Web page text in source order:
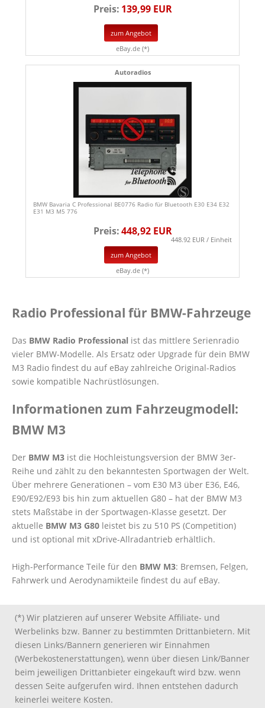
Preis: 139,99 EUR
zum Angebot
eBay.de (*)
Autoradios
BMW Bavaria C Professional BE0776 Radio für Bluetooth E30 E34 E32
E31 M3 M5 776
Preis:448,92 EUR
448.92 EUR / Einheit
zum Angebot
eBay.de (*)
Radio Professional für BMW-Fahrzeuge
Das BMW Radio Professional ist das mittlere Serienradio
vieler BMW-Modelle. Als Ersatz oder Upgrade für dein BMW
M3 Radio findest du auf eBay zahlreiche Original-Radios
sowie kompatible Nachrüstlösungen.
Informationen zum Fahrzeugmodell:
BMW M3
Der BMW M3 ist die Hochleistungsversion der BMW 3er-
Reihe und zählt zu den bekanntesten Sportwagen der Welt.
Über mehrere Generationen – vom E30 M3 über E36, E46,
E90/E92/E93 bis hin zum aktuellen G80 – hat der BMW M3
stets Maßstäbe in der Sportwagen-Klasse gesetzt. Der
aktuelle BMW M3 G80 leistet bis zu 510 PS (Competition)
und ist optional mit xDrive-Allradantrieb erhältlich.
High-Performance Teile für den BMW M3: Bremsen, Felgen,
Fahrwerk und Aerodynamikteile findest du auf eBay.
(*) Wir platzieren auf unserer Website Affiliate- und
Werbelinks bzw. Banner zu bestimmten Drittanbietern. Mit
diesen Links/Bannern generieren wir Einnahmen
(Werbekostenerstattungen), wenn über diesen Link/Banner
beim jeweiligen Drittanbieter eingekauft wird bzw. wenn
dessen Seite aufgerufen wird. Ihnen entstehen dadurch
keinerlei weitere Kosten.